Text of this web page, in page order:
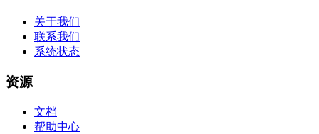
关于我们
联系我们
系统状态
资源
文档
帮助中心